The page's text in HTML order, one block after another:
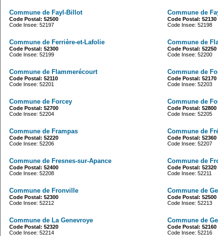
Commune de Fayl-Billot
Code Postal: 52500
Code Insee: 52197
Commune de
Code Postal: 52130
Code Insee: 52198
Commune de Ferrière-et-Lafolie
Code Postal: 52300
Code Insee: 52199
Commune de
Code Postal: 52250
Code Insee: 52200
Commune de Flammerécourt
Code Postal: 52110
Code Insee: 52201
Commune de
Code Postal: 52170
Code Insee: 52203
Commune de Forcey
Code Postal: 52700
Code Insee: 52204
Commune de
Code Postal: 52800
Code Insee: 52205
Commune de Frampas
Code Postal: 52220
Code Insee: 52206
Commune de
Code Postal: 52360
Code Insee: 52207
Commune de Fresnes-sur-Apance
Code Postal: 52400
Code Insee: 52208
Commune de
Code Postal: 52320
Code Insee: 52211
Commune de Fronville
Code Postal: 52300
Code Insee: 52212
Commune de
Code Postal: 52500
Code Insee: 52213
Commune de La Genevroye
Code Postal: 52320
Code Insee: 52214
Commune de
Code Postal: 52160
Code Insee: 52216